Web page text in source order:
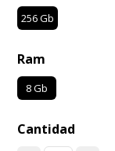
256 Gb
Ram
8 Gb
Cantidad